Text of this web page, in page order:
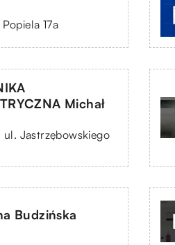
17a
Michał
Jastrzębowskiego
Budzińska